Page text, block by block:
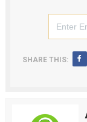
SHARE THIS: